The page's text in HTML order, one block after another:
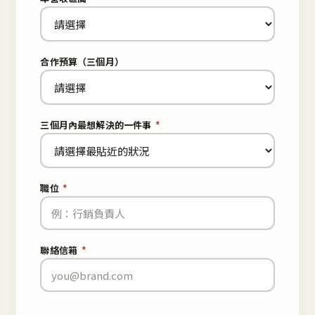
合作預算（三個月）
三個月內最想解決的一件事 *
職位 *
聯絡信箱 *